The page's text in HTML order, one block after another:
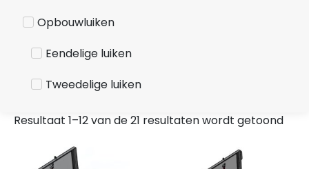
Opbouwluiken
Eendelige luiken
Tweedelige luiken
Resultaat 1–12 van de 21 resultaten wordt getoond